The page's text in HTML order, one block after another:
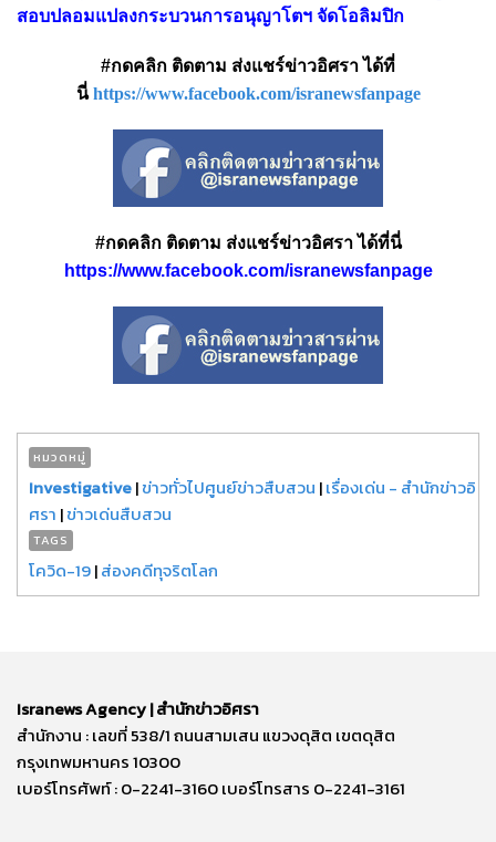
สอบปลอมแปลงกระบวนการอนุญาโตฯ จัดโอลิมปิก
#กดคลิก ติดตาม ส่งแชร์ข่าวอิศรา ได้ที่
นี่https://www.facebook.com/isranewsfanpage
#กดคลิก ติดตาม ส่งแชร์ข่าวอิศรา ได้ที่นี่
https://www.facebook.com/isranewsfanpage
หมวดหมู่
Investigative|ข่าวทั่วไปศูนย์ข่าวสืบสวน |เรื่องเด่น - สำนักข่าวอิ
ศรา |ข่าวเด่นสืบสวน
TAGS
โควิด-19|ส่องคดีทุจริตโลก
Isranews Agency | สำนักข่าวอิศรา
สำนักงาน : เลขที่ 538/1 ถนนสามเสน แขวงดุสิต เขตดุสิต
กรุงเทพมหานคร 10300
เบอร์โทรศัพท์ : 0-2241-3160 เบอร์โทรสาร 0-2241-3161